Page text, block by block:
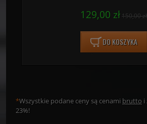
129,00 zł150,00 zł
DO KOSZYKA
*Wszystkie podane ceny są cenami brutto i
23%!